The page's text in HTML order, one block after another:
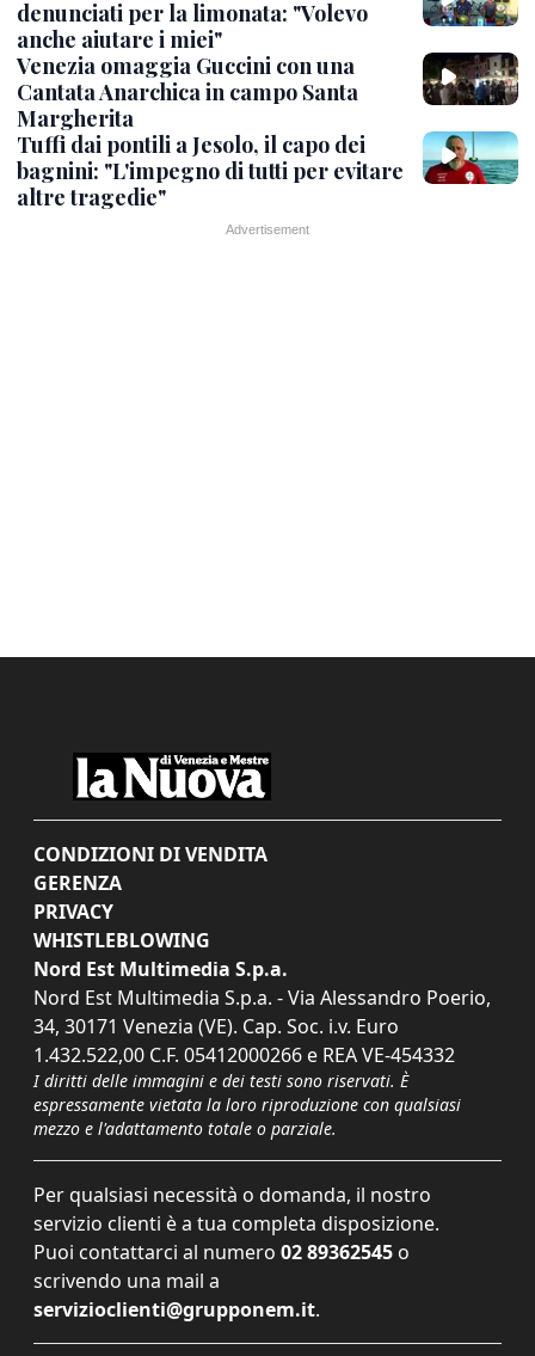
denunciati per la limonata: "Volevo
anche aiutare i miei"
Venezia omaggia Guccini con una
Cantata Anarchica in campo Santa
Margherita
Tuffi dai pontili a Jesolo, il capo dei
bagnini: "L'impegno di tutti per evitare
altre tragedie"
CONDIZIONI DI VENDITA
GERENZA
PRIVACY
WHISTLEBLOWING
Nord Est Multimedia S.p.a.
Nord Est Multimedia S.p.a. - Via Alessandro Poerio,
34, 30171 Venezia (VE). Cap. Soc. i.v. Euro
1.432.522,00 C.F. 05412000266 e REA VE-454332
I diritti delle immagini e dei testi sono riservati. È
espressamente vietata la loro riproduzione con qualsiasi
mezzo e l'adattamento totale o parziale.
Per qualsiasi necessità o domanda, il nostro
servizio clienti è a tua completa disposizione.
Puoi contattarci al numero 02 89362545 o
scrivendo una mail a
servizioclienti@grupponem.it.